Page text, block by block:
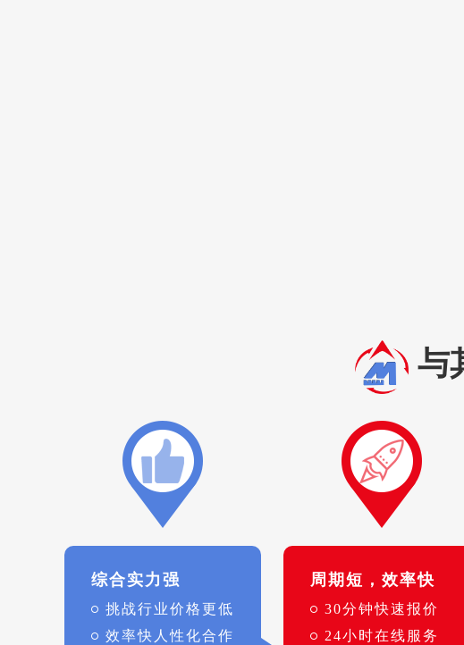
与
综合实力强
挑战行业价格更低
效率快人性化合作
周期短，效率快
30分钟快速报价
24小时在线服务